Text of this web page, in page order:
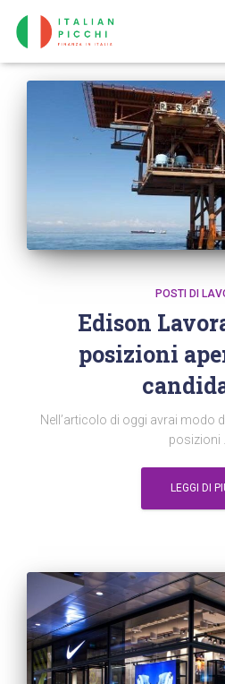
POSTI DI
Edison
posizioni
Nell’articolo di oggi avrai modo
posizioni …
LEGGI DI